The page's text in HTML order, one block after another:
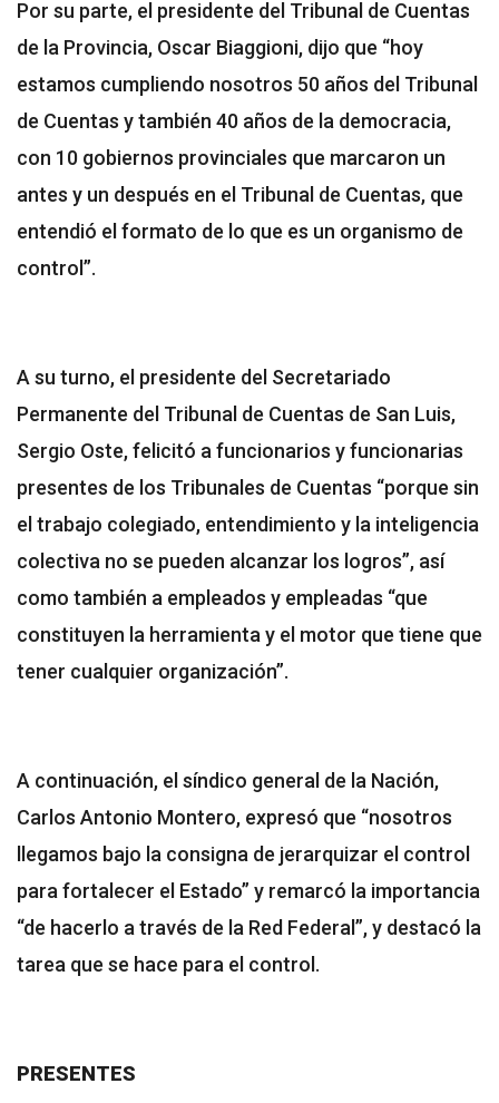
Por su parte, el presidente del Tribunal de Cuentas
de la Provincia, Oscar Biaggioni, dijo que “hoy
estamos cumpliendo nosotros 50 años del Tribunal
de Cuentas y también 40 años de la democracia,
con 10 gobiernos provinciales que marcaron un
antes y un después en el Tribunal de Cuentas, que
entendió el formato de lo que es un organismo de
control”.
A su turno, el presidente del Secretariado
Permanente del Tribunal de Cuentas de San Luis,
Sergio Oste, felicitó a funcionarios y funcionarias
presentes de los Tribunales de Cuentas “porque sin
el trabajo colegiado, entendimiento y la inteligencia
colectiva no se pueden alcanzar los logros”, así
como también a empleados y empleadas “que
constituyen la herramienta y el motor que tiene que
tener cualquier organización”.
A continuación, el síndico general de la Nación,
Carlos Antonio Montero, expresó que “nosotros
llegamos bajo la consigna de jerarquizar el control
para fortalecer el Estado” y remarcó la importancia
“de hacerlo a través de la Red Federal”, y destacó la
tarea que se hace para el control.
PRESENTES